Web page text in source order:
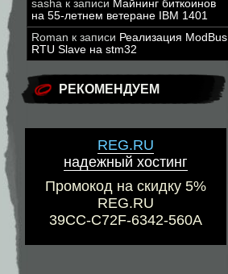
sasha к записи Майнинг биткоинов
на 55-летнем ветеране IBM 1401
Roman к записи Реализация ModBus
RTU Slave на stm32
РЕКОМЕНДУЕМ
REG.RU
надежный хостинг
Промокод на скидку 5%
REG.RU
39CC-C72F-6342-560A